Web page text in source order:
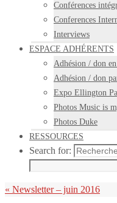
Conférences
Conferences
Interviews
ESPACE ADHÉRENTS
Adhésion / don
Adhésion / don
Expo Ellington
Photos Music is
Photos Duke
RESSOURCES
Search for:
« Newsletter – juin 2016